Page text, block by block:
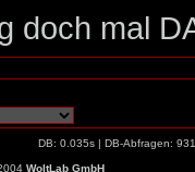
doch mal
DB: 0.035s | DB-Abfragen:
WoltLab GmbH